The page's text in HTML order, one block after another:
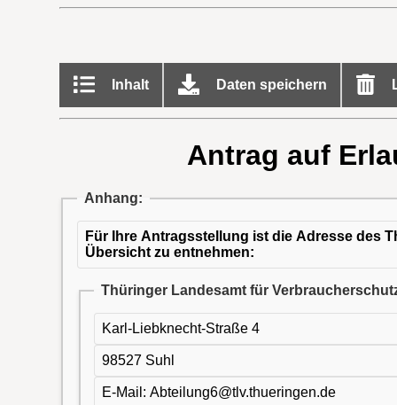
Inhalt Daten speichern
Antrag auf
Anhang:
Für Ihre Antragsstellung ist die Adresse des
Übersicht zu entnehmen:
Thüringer Landesamt für
Karl-Liebknecht-Straße 4
98527 Suhl
E-Mail: Abteilung6@tlv.thueringen.de